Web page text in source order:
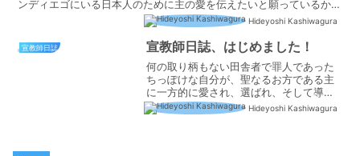
ンディエゴにいる日本人のために主の愛を伝えたいと願っているか、
それをいつも思わされる。サンディエゴに遣わされるまでの...
Hideyoshi Kashiwagura
宣教師日誌 宣教師日誌、はじめました！
何の取り柄もない田舎者で罪人であった
ちっぽけな自分が、聖なるお方である主
に一方的に愛され、選ばれ、そして導か
れ、今、世界宣教という人生の中でこれ
以上無いやりがいのある大きな奉仕と、
Hideyoshi Kashiwagura